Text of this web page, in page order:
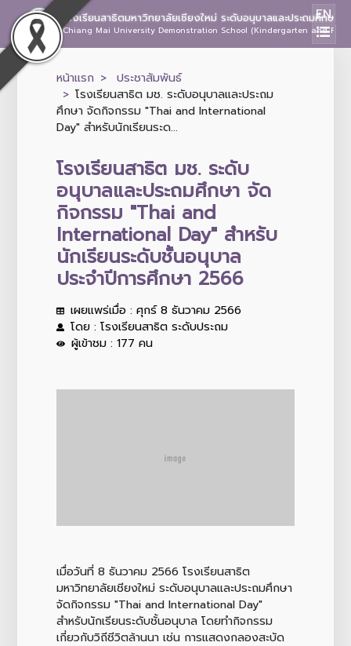
โรงเรียนสาธิตมหาวิทยาลัยเชียงใหม่ ระดับอนุบาลและประถมศึกษา
Chiang Mai University Demonstration School (Kindergarten and
EN
หน้าแรก
ประชาสัมพันธ์
โรงเรียนสาธิต มช. ระดับอนุบาลและประถม
ศึกษา จัดกิจกรรม "Thai and International
Day" สำหรับนักเรียนระด...
โรงเรียนสาธิต มช. ระดับ
อนุบาลและประถมศึกษา จัด
กิจกรรม "Thai and
International Day" สำหรับ
นักเรียนระดับชั้นอนุบาล
ประจำปีการศึกษา 2566
เผยแพร่เมื่อ : ศุกร์ 8 ธันวาคม 2566
โดย : โรงเรียนสาธิต ระดับประถม
ผู้เข้าชม : 177 คน
เมื่อวันที่ 8 ธันวาคม 2566 โรงเรียนสาธิต
มหาวิทยาลัยเชียงใหม่ ระดับอนุบาลและประถมศึกษา
จัดกิจกรรม "Thai and International Day"
สำหรับนักเรียนระดับชั้นอนุบาล โดยทำกิจกรรม
เกี่ยวกับวิถีชีวิตล้านนา เช่น การแสดงกลองสะบัด